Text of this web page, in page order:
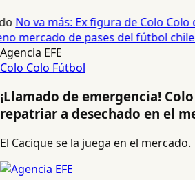
No va más: Ex figura de Colo Colo
mercado de pases del fútbol
Agencia EFE
Colo Colo Fútbol
¡Llamado de emergencia!
repatriar a desechado en el
El Cacique se la juega en el mercado.